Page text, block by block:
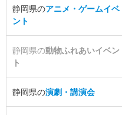
静岡県のアニメ・ゲームイベ
ント
静岡県の動物ふれあいイベン
ト
静岡県の演劇・講演会